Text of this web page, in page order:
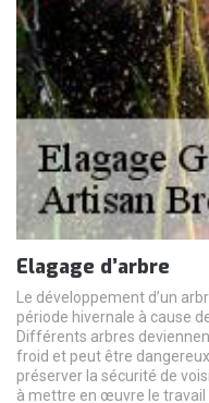
Elagage d’arbre
Le développement d’un
période hivernale à cause
Différents arbres
froid et peut être
préserver la sécurité de
à mettre en œuvre le travail